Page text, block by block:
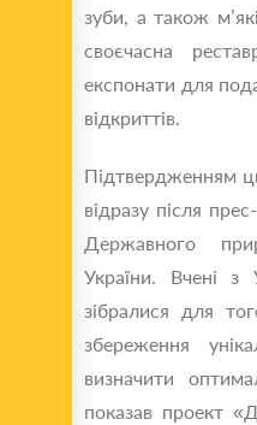
зуби, а також
своєчасна
експонати для
відкриттів.
Підтвердженням
відразу після
Державного
України. Вчені
зібралися для
збереження
визначити
показав проект